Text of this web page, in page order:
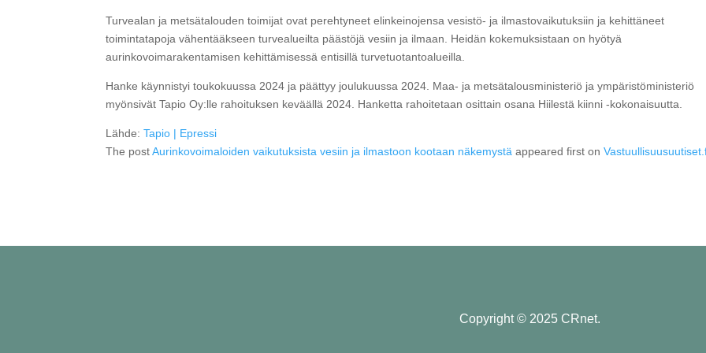
Turvealan ja metsätalouden toimijat ovat perehtyneet elinkeinojensa vesistö- ja ilmastovaikutuksiin ja kehittäneet
toimintatapoja vähentääkseen turvealueilta päästöjä vesiin ja ilmaan. Heidän kokemuksistaan on hyötyä
aurinkovoimarakentamisen kehittämisessä entisillä turvetuotantoalueilla.
Hanke käynnistyi toukokuussa 2024 ja päättyy joulukuussa 2024. Maa- ja metsätalousministeriö ja ympäristöministeriö
myönsivät Tapio Oy:lle rahoituksen keväällä 2024. Hanketta rahoitetaan osittain osana Hiilestä kiinni -kokonaisuutta.
Lähde:Tapio | Epressi
The postAurinkovoimaloiden vaikutuksista vesiin ja ilmastoon kootaan näkemystä appeared first on
Copyright © 2025 CRnet.